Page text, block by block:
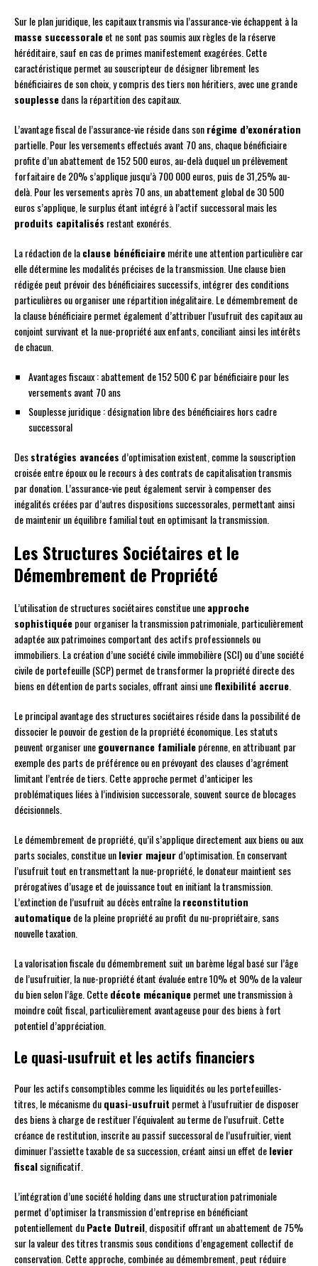
Sur le plan juridique, les capitaux transmis via l’assurance-vie échappent à la
masse successoraleet ne sont pas soumis aux règles de la réserve
héréditaire, sauf en cas de primes manifestement exagérées. Cette
caractéristique permet au souscripteur de désigner librement les
bénéficiaires de son choix, y compris des tiers non héritiers, avec une grande
souplessedans la répartition des capitaux.
L’avantage fiscal de l’assurance-vie réside dans sonrégime d’exonération
partielle. Pour les versements effectués avant 70 ans, chaque bénéficiaire
profite d’un abattement de 152 500 euros, au-delà duquel un prélèvement
forfaitaire de 20% s’applique jusqu’à 700 000 euros, puis de 31,25% au-
delà. Pour les versements après 70 ans, un abattement global de 30 500
euros s’applique, le surplus étant intégré à l’actif successoral mais les
produits capitalisés restant exonérés.
La rédaction de laclause bénéficiairemérite une attention particulière car
elle détermine les modalités précises de la transmission. Une clause bien
rédigée peut prévoir des bénéficiaires successifs, intégrer des conditions
particulières ou organiser une répartition inégalitaire. Le démembrement de
la clause bénéficiaire permet également d’attribuer l’usufruit des capitaux au
conjoint survivant et la nue-propriété aux enfants, conciliant ainsi les intérêts
de chacun.
Avantages fiscaux : abattement de 152 500 € par bénéficiaire pour les
versements avant 70 ans
Souplesse juridique : désignation libre des bénéficiaires hors cadre
successoral
Desstratégies avancées d’optimisation existent, comme la souscription
croisée entre époux ou le recours à des contrats de capitalisation transmis
par donation. L’assurance-vie peut également servir à compenser des
inégalités créées par d’autres dispositions successorales, permettant ainsi
de maintenir un équilibre familial tout en optimisant la transmission.
Les Structures Sociétaires et le
Démembrement de Propriété
L’utilisation de structures sociétaires constitue uneapproche
sophistiquéepour organiser la transmission patrimoniale, particulièrement
adaptée aux patrimoines comportant des actifs professionnels ou
immobiliers. La création d’une société civile immobilière (SCI) ou d’une société
civile de portefeuille (SCP) permet de transformer la propriété directe des
biens en détention de parts sociales, offrant ainsi uneflexibilité accrue.
Le principal avantage des structures sociétaires réside dans la possibilité de
dissocier le pouvoir de gestion de la propriété économique. Les statuts
peuvent organiser unegouvernance familialepérenne, en attribuant par
exemple des parts de préférence ou en prévoyant des clauses d’agrément
limitant l’entrée de tiers. Cette approche permet d’anticiper les
problématiques liées à l’indivision successorale, souvent source de blocages
décisionnels.
Le démembrement de propriété, qu’il s’applique directement aux biens ou aux
parts sociales, constitue unlevier majeurd’optimisation. En conservant
l’usufruit tout en transmettant la nue-propriété, le donateur maintient ses
prérogatives d’usage et de jouissance tout en initiant la transmission.
L’extinction de l’usufruit au décès entraîne lareconstitution
automatiquede la pleine propriété au profit du nu-propriétaire, sans
nouvelle taxation.
La valorisation fiscale du démembrement suit un barème légal basé sur l’âge
de l’usufruitier, la nue-propriété étant évaluée entre 10% et 90% de la valeur
du bien selon l’âge. Cettedécote mécaniquepermet une transmission à
moindre coût fiscal, particulièrement avantageuse pour des biens à fort
potentiel d’appréciation.
Le quasi-usufruit et les actifs financiers
Pour les actifs consomptibles comme les liquidités ou les portefeuilles-
titres, le mécanisme duquasi-usufruit permet à l’usufruitier de disposer
des biens à charge de restituer l’équivalent au terme de l’usufruit. Cette
créance de restitution, inscrite au passif successoral de l’usufruitier, vient
diminuer l’assiette taxable de sa succession, créant ainsi un effet delevier
fiscalsignificatif.
L’intégration d’une société holding dans une structuration patrimoniale
permet d’optimiser la transmission d’entreprise en bénéficiant
potentiellement duPacte Dutreil, dispositif offrant un abattement de 75%
sur la valeur des titres transmis sous conditions d’engagement collectif de
conservation. Cette approche, combinée au démembrement, peut réduire